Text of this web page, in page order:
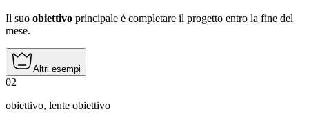
Il suo obiettivo principale è completare il progetto entro la fine del
mese.
Altri esempi
02
obiettivo, lente obiettivo